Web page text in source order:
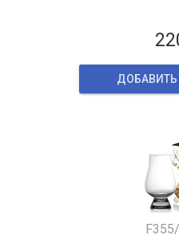
ДОБАВИТЬ